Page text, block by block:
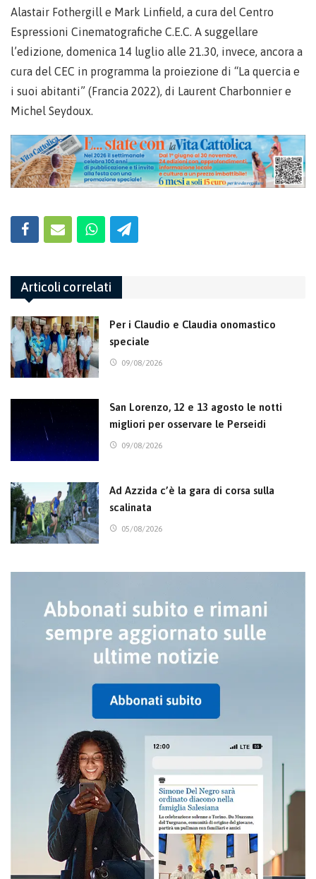
Alastair Fothergill e Mark Linfield, a cura del Centro
Espressioni Cinematografiche C.E.C. A suggellare
l’edizione, domenica 14 luglio alle 21.30, invece, ancora a
cura del CEC in programma la proiezione di “La quercia e
i suoi abitanti” (Francia 2022), di Laurent Charbonnier e
Michel Seydoux.
Articoli correlati
Per i Claudio e Claudia onomastico
speciale
09/08/2026
San Lorenzo, 12 e 13 agosto le notti
migliori per osservare le Perseidi
09/08/2026
Ad Azzida c’è la gara di corsa sulla
scalinata
05/08/2026